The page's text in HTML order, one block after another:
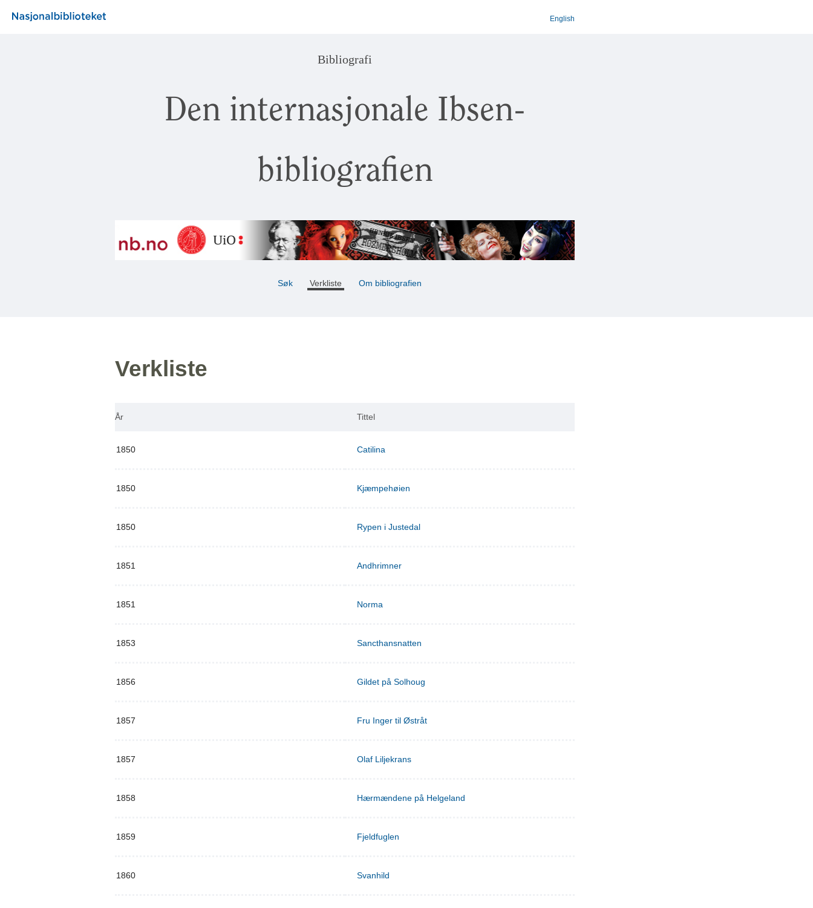
English
Bibliografi
Den internasjonale Ibsen-
bibliografien
Søk Verkliste Om bibliografien
Verkliste
År Tittel
1850 Catilina
1850 Kjæmpehøien
1850 Rypen i Justedal
1851 Andhrimner
1851 Norma
1853 Sancthansnatten
1856 Gildet på Solhoug
1857 Fru Inger til Østråt
1857 Olaf Liljekrans
1858 Hærmændene på Helgeland
1859 Fjeldfuglen
1860 Svanhild